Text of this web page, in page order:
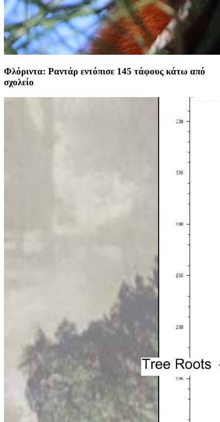
Φλόριντα: Ραντάρ εντόπισε 145 τάφους κάτω από
σχολείο